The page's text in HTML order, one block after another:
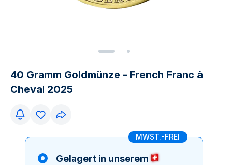
40 Gramm Goldmünze - French Franc à
Cheval 2025
MWST.-FREI
Gelagert in unserem